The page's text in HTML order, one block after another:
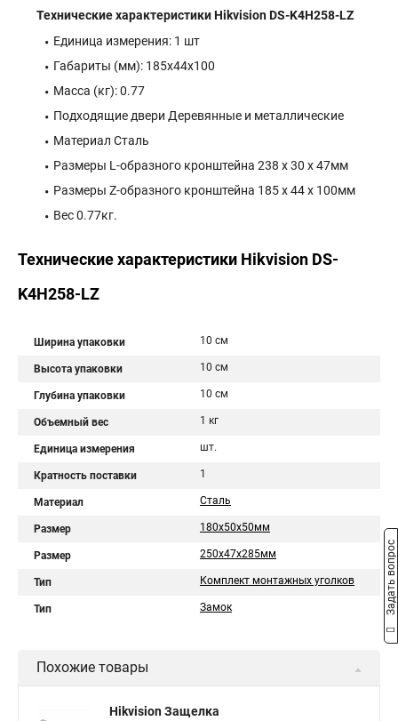
Технические характеристики Hikvision DS-K4H258-LZ
Единица измерения: 1 шт
Габариты (мм): 185x44x100
Масса (кг): 0.77
Подходящие двери Деревянные и металлические
Материал Сталь
Размеры L-образного кронштейна 238 x 30 x 47мм
Размеры Z-образного кронштейна 185 x 44 x 100мм
Вес 0.77кг.
Технические характеристики Hikvision DS-
K4H258-LZ
Ширина упаковки 10 см
Высота упаковки 10 см
Глубина упаковки 10 см
Объемный вес 1 кг
Единица измерения шт.
Кратность поставки 1
Материал Сталь
Размер 180х50х50мм
Размер 250х47х285мм
Тип Комплект монтажных уголков
Тип Замок
Похожие товары
Hikvision Защелка
Задать вопрос